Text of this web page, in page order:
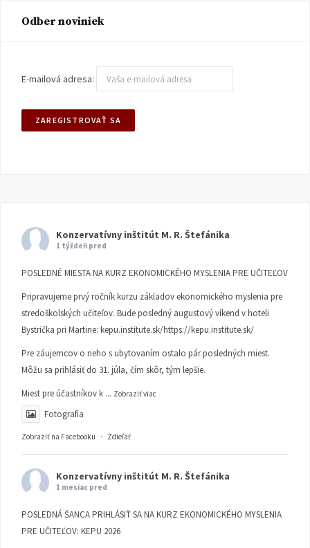
Odber noviniek
E-mailová adresa:
Konzervatívny inštitút M. R. Štefánika
1 týždeň pred
POSLEDNÉ MIESTA NA KURZ EKONOMICKÉHO MYSLENIA PRE UČITEĽOV
Pripravujeme prvý ročník kurzu základov ekonomického myslenia pre
stredoškolských učiteľov. Bude posledný augustový víkend v hoteli
Bystrička pri Martine: kepu.institute.sk/https://kepu.institute.sk/
Pre záujemcov o neho s ubytovaním ostalo pár posledných miest.
Môžu sa prihlásiť do 31. júla, čím skôr, tým lepšie.
Miest pre účastníkov k ... Zobraziť viac
Fotografia
Zobraziť na Facebooku · Zdieľať
Konzervatívny inštitút M. R. Štefánika
1 mesiac pred
POSLEDNÁ ŠANCA PRIHLÁSIŤ SA NA KURZ EKONOMICKÉHO MYSLENIA
PRE UČITEĽOV: KEPU 2026